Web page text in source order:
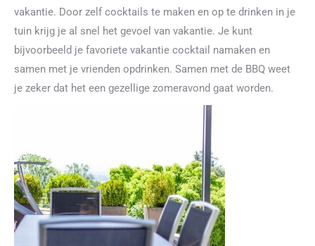
vakantie. Door zelf cocktails te maken en op te drinken in je
tuin krijg je al snel het gevoel van vakantie. Je kunt
bijvoorbeeld je favoriete vakantie cocktail namaken en
samen met je vrienden opdrinken. Samen met de BBQ weet
je zeker dat het een gezellige zomeravond gaat worden.